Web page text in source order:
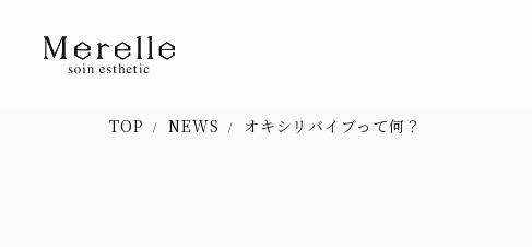
TOP NEWS オキシリバイブって何？